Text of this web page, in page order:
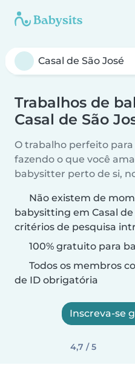
Trabalhos de
Casal de São
O trabalho perfeito
fazendo o que você
babysitter perto de si,
Não existem de
babysitting em Casal de
critérios de pesquisa
100% gratuito para
Todos os membros
de ID obrigatória
Inscreva-se
4,7 / 5